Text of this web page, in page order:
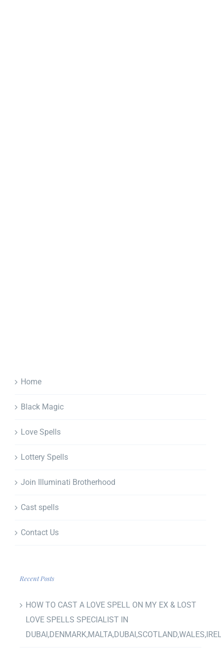
Home
Black Magic
Love Spells
Lottery Spells
Join Illuminati Brotherhood
Cast spells
Contact Us
Recent Posts
HOW TO CAST A LOVE SPELL ON MY EX & LOST
LOVE SPELLS SPECIALIST IN